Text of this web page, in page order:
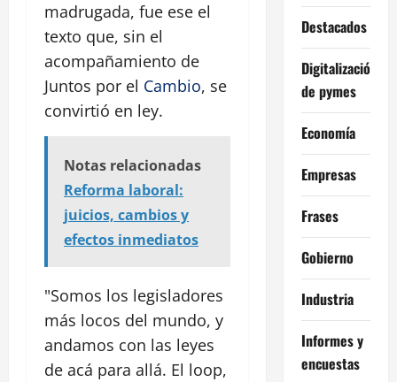
madrugada, fue ese el
texto que, sin el
acompañamiento de
Juntos por el Cambio, se
convirtió en ley.
Notas relacionadas
Reforma laboral:
juicios, cambios y
efectos inmediatos
"Somos los legisladores
más locos del mundo, y
andamos con las leyes
de acá para allá. El loop,
Destacados
Digitalización
de pymes
Economía
Empresas
Frases
Gobierno
Industria
Informes y
encuestas